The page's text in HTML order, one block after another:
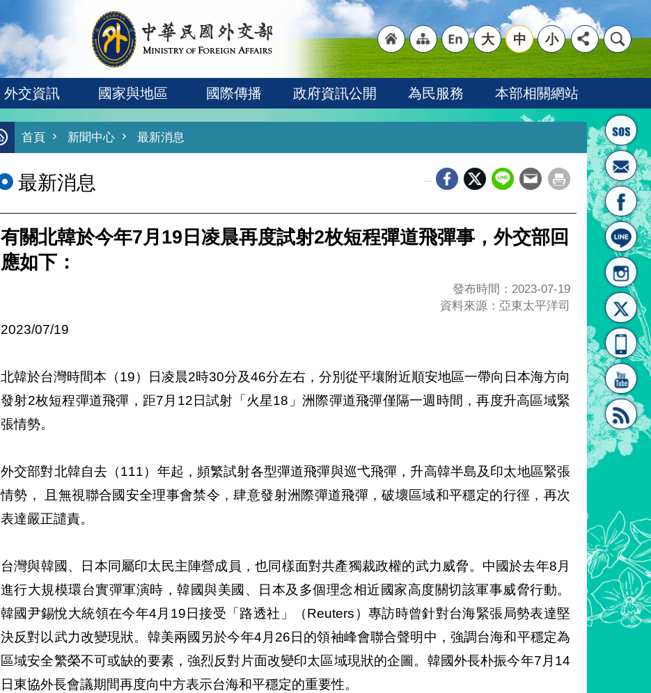
首頁
"網
站導
"英
文語
大 中 小
外交資訊 國家與地區 國際傳播 政府資訊公開 為民服務 本部相關網站
首頁 新聞中心 最新消息
最新消息
有關北韓於今年7月19日凌晨再度試射2枚短程彈道飛彈事，外交部回
應如下：
發布時間：2023-07-19
資料來源：亞東太平洋司
2023/07/19
北韓於台灣時間本（19）日凌晨2時30分及46分左右，分別從平壤附近順安地區一帶向日本海方向
發射2枚短程彈道飛彈，距7月12日試射「火星18」洲際彈道飛彈僅隔一週時間，再度升高區域緊
張情勢。
外交部對北韓自去（111）年起，頻繁試射各型彈道飛彈與巡弋飛彈，升高韓半島及印太地區緊張
情勢， 且無視聯合國安全理事會禁令，肆意發射洲際彈道飛彈，破壞區域和平穩定的行徑，再次
表達嚴正譴責。
台灣與韓國、日本同屬印太民主陣營成員，也同樣面對共產獨裁政權的武力威脅。中國於去年8月
進行大規模環台實彈軍演時，韓國與美國、日本及多個理念相近國家高度關切該軍事威脅行動。
韓國尹錫悅大統領在今年4月19日接受「路透社」（Reuters）專訪時曾針對台海緊張局勢表達堅
決反對以武力改變現狀。韓美兩國另於今年4月26日的領袖峰會聯合聲明中，強調台海和平穩定為
區域安全繁榮不可或缺的要素，強烈反對片面改變印太區域現狀的企圖。韓國外長朴振今年7月14
日東協外長會議期間再度向中方表示台海和平穩定的重要性。